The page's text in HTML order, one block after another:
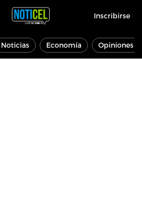
Inscribirse
Noticias Economía Opiniones